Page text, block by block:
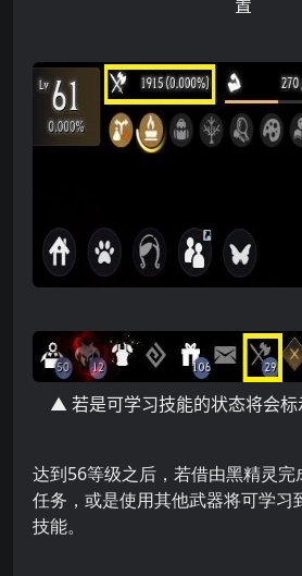
置
▲ 若是可学习技能的状态将会
达到56等级之后，若借由黑精灵
任务，或是使用其他武器将可学习
技能。